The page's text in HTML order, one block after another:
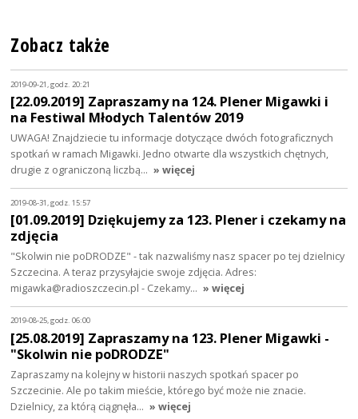
Zobacz także
2019-09-21, godz. 20:21
[22.09.2019] Zapraszamy na 124. Plener Migawki i
na Festiwal Młodych Talentów 2019
UWAGA! Znajdziecie tu informacje dotyczące dwóch fotograficznych
spotkań w ramach Migawki. Jedno otwarte dla wszystkich chętnych,
drugie z ograniczoną liczbą… » więcej
2019-08-31, godz. 15:57
[01.09.2019] Dziękujemy za 123. Plener i czekamy na
zdjęcia
"Skolwin nie poDRODZE" - tak nazwaliśmy nasz spacer po tej dzielnicy
Szczecina. A teraz przysyłajcie swoje zdjęcia. Adres:
migawka@radioszczecin.pl - Czekamy… » więcej
2019-08-25, godz. 06:00
[25.08.2019] Zapraszamy na 123. Plener Migawki -
"Skolwin nie poDRODZE"
Zapraszamy na kolejny w historii naszych spotkań spacer po
Szczecinie. Ale po takim mieście, którego być może nie znacie.
Dzielnicy, za którą ciągnęła… » więcej